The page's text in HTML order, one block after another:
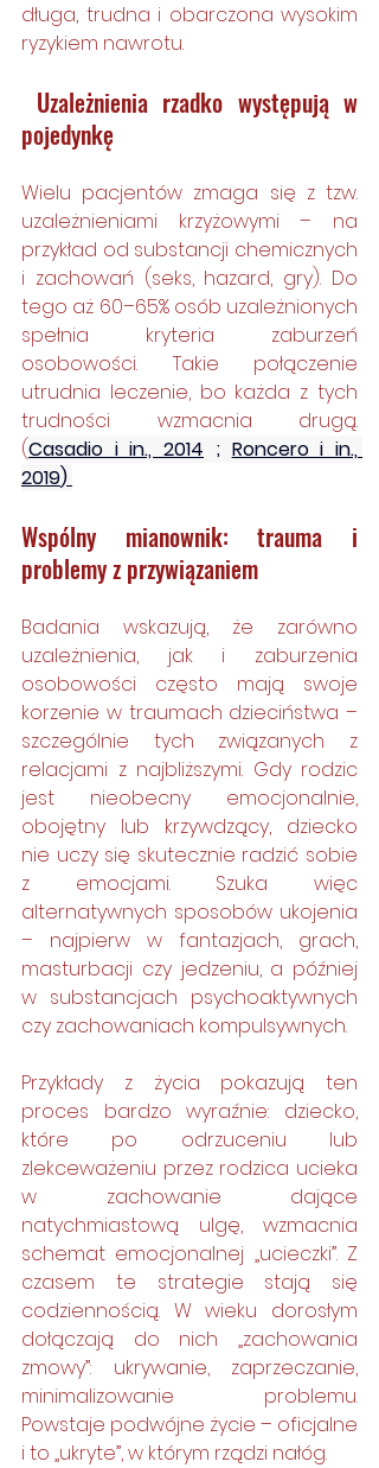
długa, trudna i obarczona wysokim
ryzykiem nawrotu.
pojedynkę
Wielu pacjentów zmaga się z tzw.
uzależnieniami krzyżowymi – na
przykład od substancji chemicznych
i zachowań (seks, hazard, gry). Do
tego aż 60–65% osób uzależnionych
spełnia kryteria zaburzeń
osobowości. Takie połączenie
utrudnia leczenie, bo każda z tych
trudności wzmacnia drugą.
(Casadio i in., 2014 ; Roncero i in.,
2019)
Wspólny mianownik: trauma i
problemy z przywiązaniem
Badania wskazują, że zarówno
uzależnienia, jak i zaburzenia
osobowości często mają swoje
korzenie w traumach dzieciństwa –
szczególnie tych związanych z
relacjami z najbliższymi. Gdy rodzic
jest nieobecny emocjonalnie,
obojętny lub krzywdzący, dziecko
nie uczy się skutecznie radzić sobie
z emocjami. Szuka więc
alternatywnych sposobów ukojenia
– najpierw w fantazjach, grach,
masturbacji czy jedzeniu, a później
w substancjach psychoaktywnych
czy zachowaniach kompulsywnych.
Przykłady z życia pokazują ten
proces bardzo wyraźnie: dziecko,
które po odrzuceniu lub
zlekceważeniu przez rodzica ucieka
w zachowanie dające
natychmiastową ulgę, wzmacnia
schemat emocjonalnej „ucieczki”. Z
czasem te strategie stają się
codziennością. W wieku dorosłym
dołączają do nich „zachowania
zmowy”: ukrywanie, zaprzeczanie,
minimalizowanie problemu.
Powstaje podwójne życie – oficjalne
i to „ukryte”, w którym rządzi nałóg.